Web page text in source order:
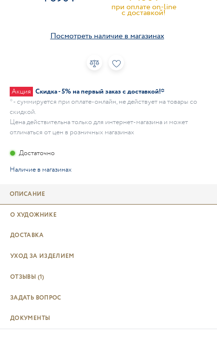
при оплате on-line
c доставкой!
Посмотреть наличие в магазинах
Акция Скидка - 5% на первый заказ с доставкой!*
* - суммируется при оплате-онлайн, не действует на товары со
скидкой.
Цена действительна только для интернет-магазина и может
отличаться от цен в розничных магазинах
Достаточно
Наличие в магазинах
ОПИСАНИЕ
О ХУДОЖНИКЕ
ДОСТАВКА
УХОД ЗА ИЗДЕЛИЕМ
ОТЗЫВЫ (1)
ЗАДАТЬ ВОПРОС
ДОКУМЕНТЫ